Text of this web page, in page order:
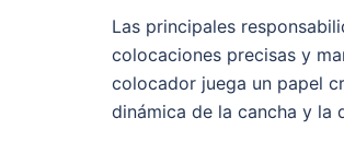
Las principales
colocaciones precisas y
colocador juega un papel
dinámica de la cancha y la